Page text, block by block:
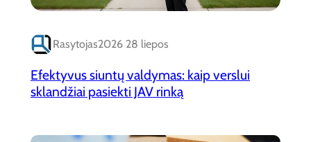
Rasytojas2026 28 liepos
Efektyvus siuntų valdymas: kaip verslui
sklandžiai pasiekti JAV rinką